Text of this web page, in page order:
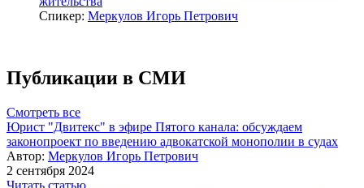
Спикер: Меркулов Игорь Петрович
Публикации в СМИ
Смотреть все
Юрист "Двитекс" в эфире Пятого канала: обсуждаем
законопроект по введению адвокатской монополии в судах
Автор: Меркулов Игорь Петрович
2 сентября 2024